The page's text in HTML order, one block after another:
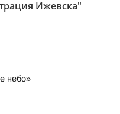
Ижевска"
небо»